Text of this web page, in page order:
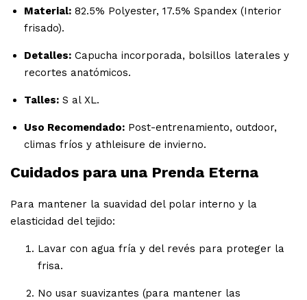
Material: 82.5% Polyester, 17.5% Spandex (Interior
frisado).
Detalles: Capucha incorporada, bolsillos laterales y
recortes anatómicos.
Talles: S al XL.
Uso Recomendado: Post-entrenamiento, outdoor,
climas fríos y athleisure de invierno.
Cuidados para una Prenda Eterna
Para mantener la suavidad del polar interno y la
elasticidad del tejido:
Lavar con agua fría y del revés para proteger la
frisa.
No usar suavizantes (para mantener las